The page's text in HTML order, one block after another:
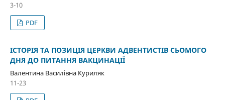
3-10
PDF
ІСТОРІЯ ТА ПОЗИЦІЯ ЦЕРКВИ АДВЕНТИСТІВ СЬОМОГО
ДНЯ ДО ПИТАННЯ ВАКЦИНАЦІЇ
Валентина Василівна Куриляк
11-23